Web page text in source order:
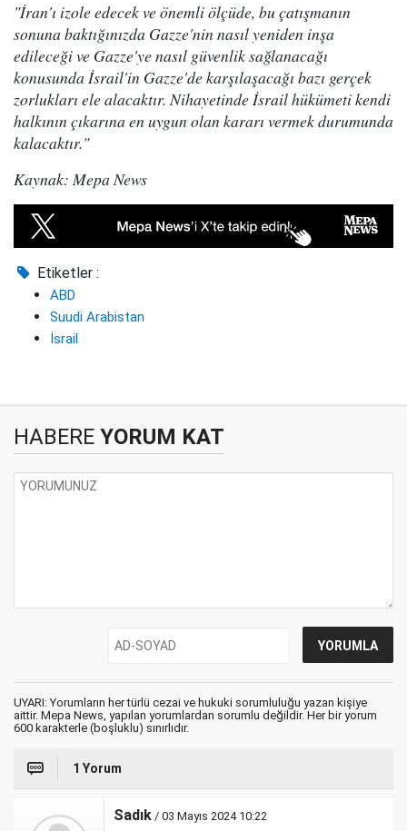
"İran'ı izole edecek ve önemli ölçüde, bu çatışmanın
sonuna baktığınızda Gazze'nin nasıl yeniden inşa
edileceği ve Gazze'ye nasıl güvenlik sağlanacağı
konusunda İsrail'in Gazze'de karşılaşacağı bazı gerçek
zorlukları ele alacaktır. Nihayetinde İsrail hükümeti kendi
halkının çıkarına en uygun olan kararı vermek durumunda
kalacaktır."
Kaynak: Mepa News
Etiketler :
ABD
Suudi Arabistan
İsrail
HABERE YORUM KAT
UYARI: Yorumların her türlü cezai ve hukuki sorumluluğu yazan kişiye
aittir. Mepa News, yapılan yorumlardan sorumlu değildir. Her bir yorum
600 karakterle (boşluklu) sınırlıdır.
1 Yorum
Sadık / 03 Mayıs 2024 10:22